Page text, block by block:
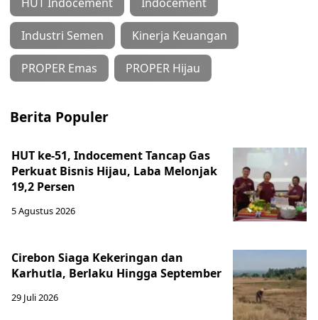
Industri Semen Kinerja Keuangan
PROPER Emas PROPER Hijau
Berita Populer
HUT ke-51, Indocement Tancap Gas
Perkuat Bisnis Hijau, Laba Melonjak
19,2 Persen
5 Agustus 2026
Cirebon Siaga Kekeringan dan
Karhutla, Berlaku Hingga September
29 Juli 2026